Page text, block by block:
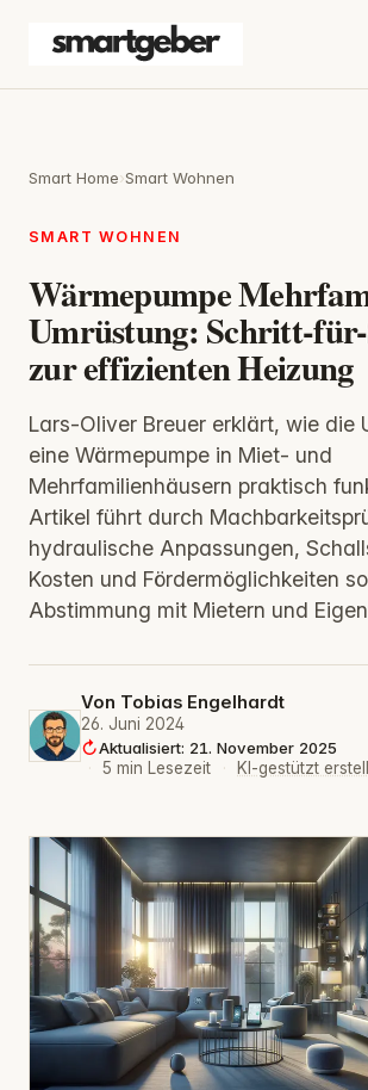
Smart Home›Smart Wohnen
SMART WOHNEN
Wärmepumpe
Umrüstung: Schritt-
zur effizienten Heizung
Lars-Oliver Breuer erklärt, wie die
eine Wärmepumpe in Miet- und
Mehrfamilienhäusern praktisch
Artikel führt durch
hydraulische Anpassungen,
Kosten und Fördermöglichkeiten
Abstimmung mit Mietern und
Von Tobias Engelhardt
26. Juni 2024
Aktualisiert: 21. November 2025
·
5 min Lesezeit · KI-gestützt